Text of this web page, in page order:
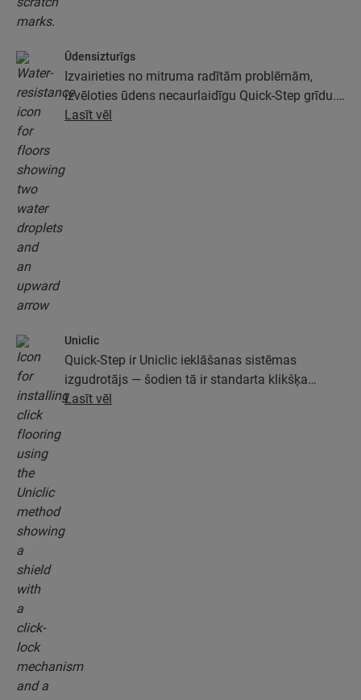
Ūdensizturīgs
Izvairieties no mitruma radītām problēmām,
izvēloties ūdens necaurlaidīgu Quick-Step grīdu.
Šīs grīdas ne tikai izskatās īpaši eleganti un
Lasīt vēl
Uniclic
Quick-Step ir Uniclic ieklāšanas sistēmas
izgudrotājs — šodien tā ir standarta klikšķa
ieklāšanas sistēma. Izmantojiet revolucionāro un
Lasīt vēl